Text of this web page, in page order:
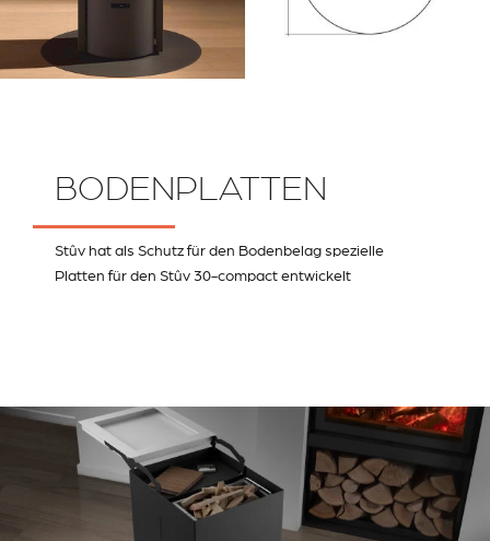
BODENPLATTEN
Stûv hat als Schutz für den Bodenbelag spezielle
Platten für den Stûv 30-compact entwickelt